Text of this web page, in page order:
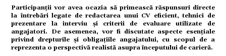
Participanții vor avea ocazia să primească răspunsuri directe
la întrebări legate de redactarea unui CV eficient, tehnici de
prezentare la interviu și criterii de evaluare utilizate de
angajatori. De asemenea, vor fi discutate aspecte esențiale
privind drepturile și obligațiile angajatului, cu scopul de a
reprezenta o perspectivă realistă asupra începutului de carieră.